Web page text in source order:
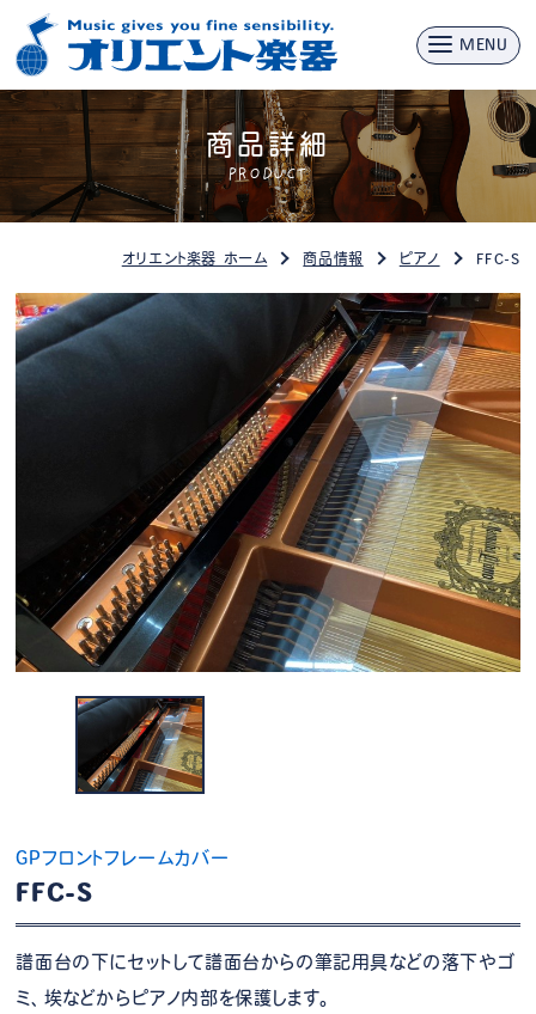
MENU
商品詳細
PRODUCT
オリエント楽器 ホーム 商品情報 ピアノ FFC-S
GPフロントフレームカバー
FFC-S
譜面台の下にセットして譜面台からの筆記用具などの落下やゴ
ミ、埃などからピアノ内部を保護します。